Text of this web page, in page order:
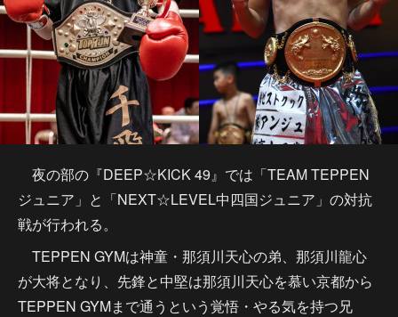
夜の部の『DEEP☆KICK 49』では「TEAM TEPPEN
ジュニア」と「NEXT☆LEVEL中四国ジュニア」の対抗
戦が行われる。
TEPPEN GYMは神童・那須川天心の弟、那須川龍心
が大将となり、先鋒と中堅は那須川天心を慕い京都から
TEPPEN GYMまで通うという覚悟・やる気を持つ兄